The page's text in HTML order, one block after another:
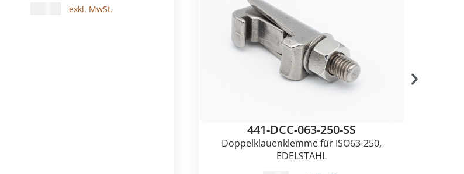
441-DCC-063-250-SS
Doppelklauenklemme für ISO63-250,
EDELSTAHL